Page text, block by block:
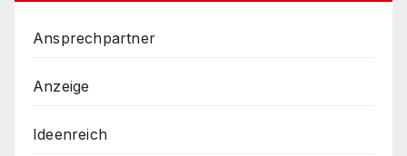
Ansprechpartner
Anzeige
Ideenreich